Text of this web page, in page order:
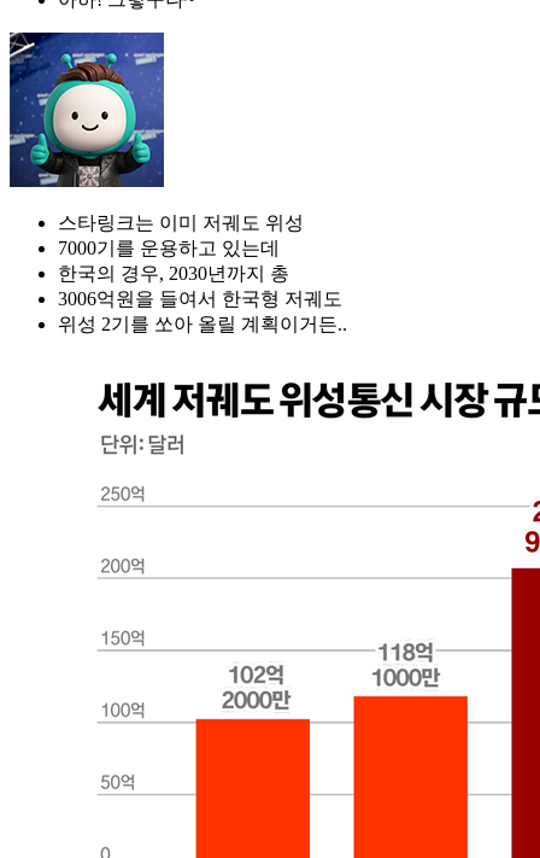
스타링크는 이미 저궤도 위성
7000기를 운용하고 있는데
한국의 경우, 2030년까지 총
3006억원을 들여서 한국형 저궤도
위성 2기를 쏘아 올릴 계획이거든..